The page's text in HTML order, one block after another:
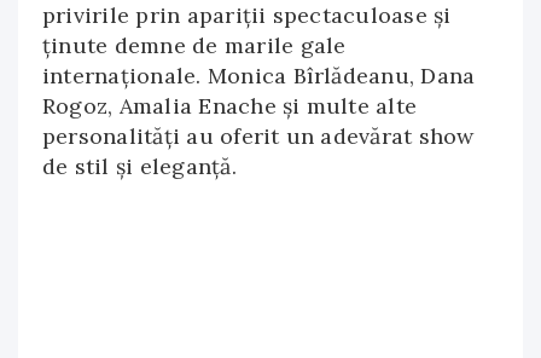
privirile prin apariții spectaculoase și
ținute demne de marile gale
internaționale. Monica Bîrlădeanu, Dana
Rogoz, Amalia Enache și multe alte
personalități au oferit un adevărat show
de stil și eleganță.